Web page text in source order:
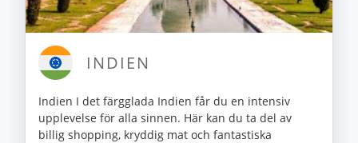
INDIEN
Indien I det färgglada Indien får du en intensiv
upplevelse för alla sinnen. Här kan du ta del av
billig shopping, kryddig mat och fantastiska